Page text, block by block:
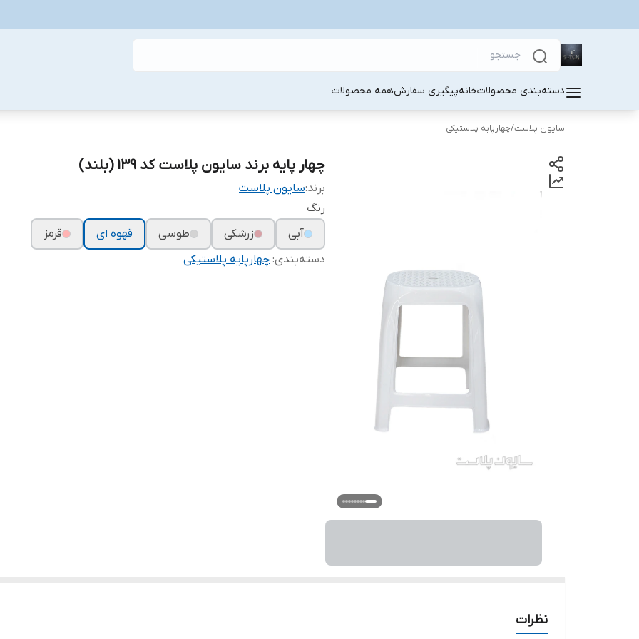
دسته‌بندی محصولاتخانهپیگیری سفارشهمه محصولات
سایون پلاست/چهارپایه پلاستیکی
چهار پایه برند سایون پلاست کد ۱۳۹ (بلند)
برند:سایون پلاست
رنگ
آبی
زرشکی طوسی قهوه ای
قرمز
دسته‌بندی: چهارپایه پلاستیکی
نظرات